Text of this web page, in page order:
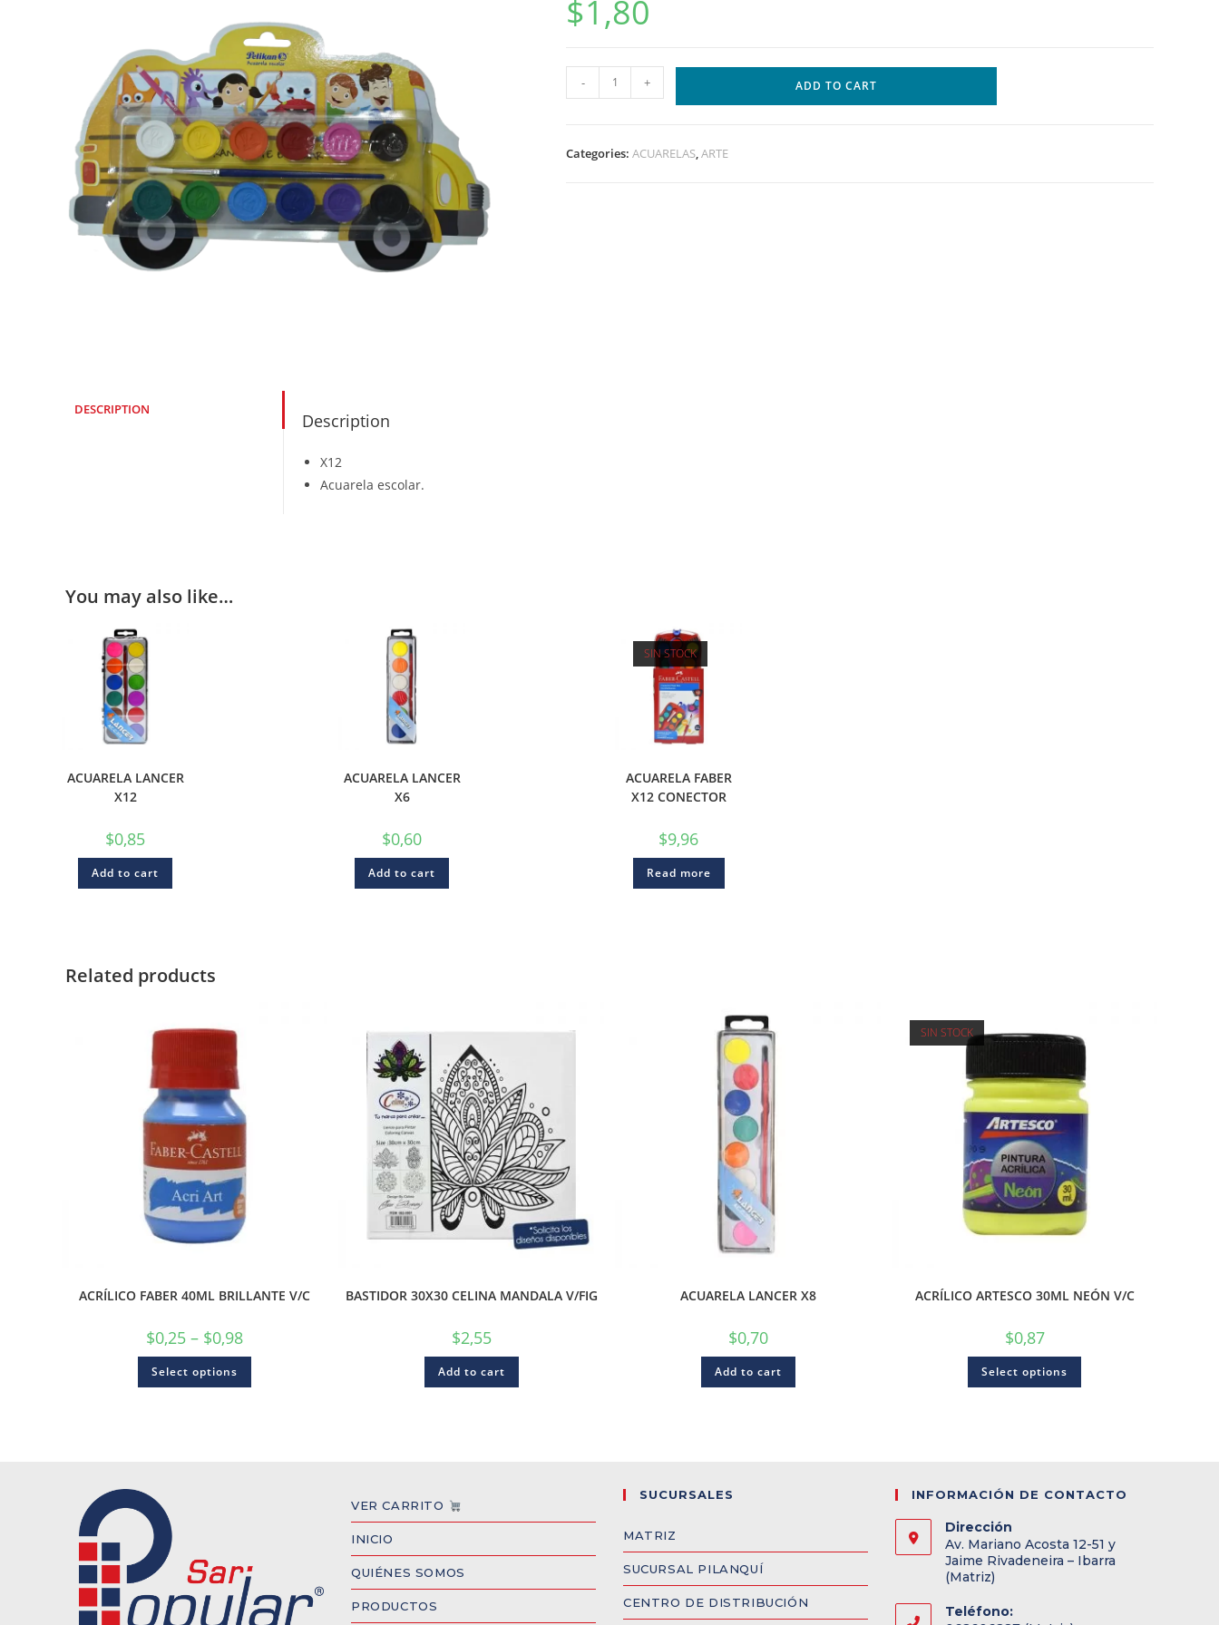
$1,80
- + ADD TO CART
Categories: ACUARELAS,ARTE
DESCRIPTION
Description
X12
Acuarela escolar.
You may also like…
ACUARELA LANCER
X12
$0,85
Add to cart
ACUARELA LANCER
X6
$0,60
Add to cart
SIN STOCK
ACUARELA FABER
X12 CONECTOR
$9,96
Read more
Related products
ACRÍLICO FABER 40ML BRILLANTE V/C
$0,25 – $0,98
Select options
BASTIDOR 30X30 CELINA MANDALA V/FIG
$2,55
Add to cart
ACUARELA LANCER X8
$0,70
Add to cart
SIN STOCK
ACRÍLICO ARTESCO 30ML NEÓN V/C
$0,87
Select options
VER CARRITO
INICIO
QUIÉNES SOMOS
PRODUCTOS
SUCURSALES
MATRIZ
SUCURSAL PILANQUÍ
CENTRO DE DISTRIBUCIÓN
INFORMACIÓN DE CONTACTO
Dirección
Av. Mariano Acosta 12-51 y
Jaime Rivadeneira – Ibarra
(Matriz)
Teléfono: